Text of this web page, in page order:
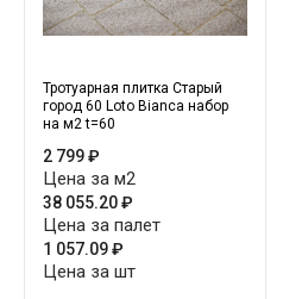
Тротуарная плитка Старый
город 60 Loto Bianca набор
на м2 t=60
2 799 ₽
Цена за м2
38 055.20 ₽
Цена за палет
1 057.09 ₽
Цена за шт